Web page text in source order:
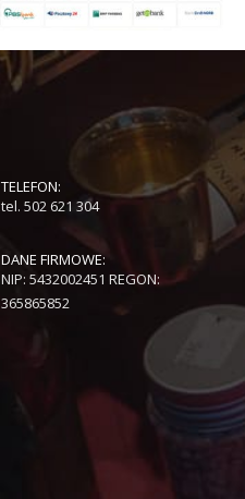
TELEFON:
tel. 502 621 304
DANE FIRMOWE:
NIP: 5432002451 REGON:
365865852